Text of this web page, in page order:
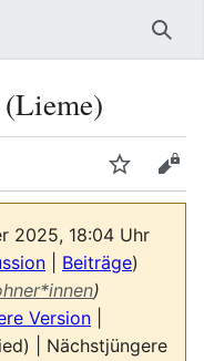
2025, 18:04 Uhr
Beiträge)
)
Version
| Nächstjüngere